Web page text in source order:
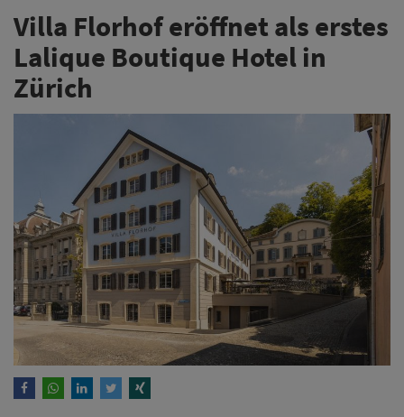
Villa Florhof eröffnet als erstes
Lalique Boutique Hotel in
Zürich